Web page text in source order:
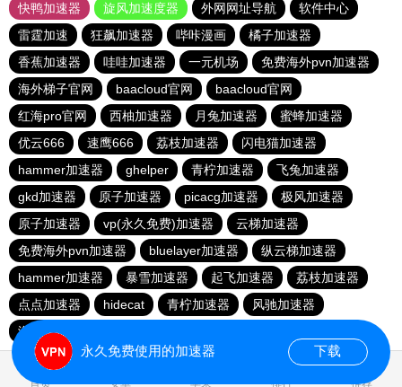
快鸭加速器
旋风加速度器 外网网址导航
软件中心
雷霆加速
狂飙加速器 哔咔漫画
橘子加速器
香蕉加速器
哇哇加速器 一元机场
免费海外pvn加速器
海外梯子官网
baacloud官网
baacloud官网
红海pro官网
西柚加速器 月兔加速器
蜜蜂加速器
优云666
速鹰666 荔枝加速器
闪电猫加速器
hammer加速器
ghelper 青柠加速器
飞兔加速器
gkd加速器
原子加速器 picacg加速器
极风加速器
原子加速器
vp(永久免费)加速器
云梯加速器
免费海外pvn加速器
bluelayer加速器
纵云梯加速器
hammer加速器
暴雪加速器 起飞加速器
荔枝加速器
点点加速器
hidecat 青柠加速器
风驰加速器
海鸥加速器
首页 安卓 苹果 排行 推荐
永久免费使用的加速器 下载
0.053630s